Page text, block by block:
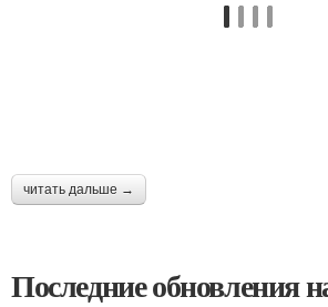
читать дальше →
Последние обновления